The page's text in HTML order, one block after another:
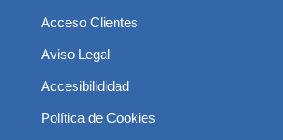
Acceso Clientes
Aviso Legal
Accesibilididad
Política de Cookies